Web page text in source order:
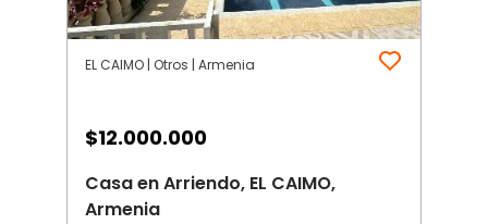
EL CAIMO | Otros | Armenia
$12.000.000
Casa en Arriendo, EL CAIMO,
Armenia